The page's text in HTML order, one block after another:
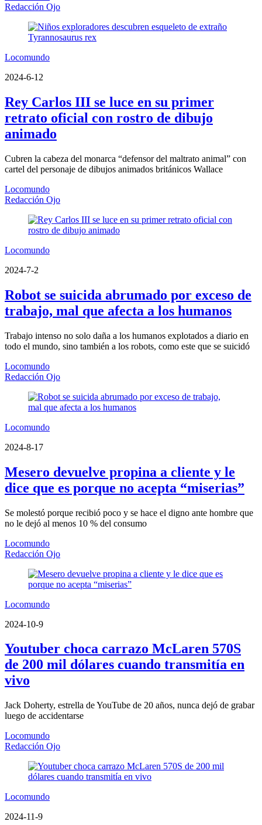
Redacción Ojo
Locomundo
2024-6-12
Rey Carlos III se luce en su primer
retrato oficial con rostro de dibujo
animado
Cubren la cabeza del monarca “defensor del maltrato animal” con
cartel del personaje de dibujos animados británicos Wallace
Locomundo
Redacción Ojo
Locomundo
2024-7-2
Robot se suicida abrumado por exceso de
trabajo, mal que afecta a los humanos
Trabajo intenso no solo daña a los humanos explotados a diario en
todo el mundo, sino también a los robots, como este que se suicidó
Locomundo
Redacción Ojo
Locomundo
2024-8-17
Mesero devuelve propina a cliente y le
dice que es porque no acepta “miserias”
Se molestó porque recibió poco y se hace el digno ante hombre que
no le dejó al menos 10 % del consumo
Locomundo
Redacción Ojo
Locomundo
2024-10-9
Youtuber choca carrazo McLaren 570S
de 200 mil dólares cuando transmitía en
vivo
Jack Doherty, estrella de YouTube de 20 años, nunca dejó de grabar
luego de accidentarse
Locomundo
Redacción Ojo
Locomundo
2024-11-9